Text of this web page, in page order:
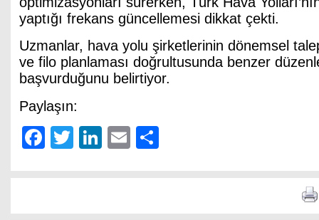
yaptığı frekans güncellemesi dikkat çekti.
Uzmanlar, hava yolu şirketlerinin dönemsel
ve filo planlaması doğrultusunda benzer
başvurduğunu belirtiyor.
Paylaşın:
Facebook
TwitterLinkedIn
Email